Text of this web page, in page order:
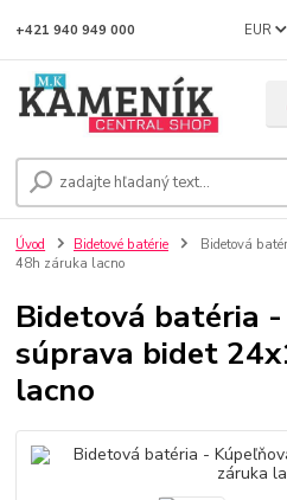
EUR
+421 940 949 000
Úvod Bidetové batérie
Bidetová
48h záruka lacno
Bidetová batéria
súprava bidet
lacno